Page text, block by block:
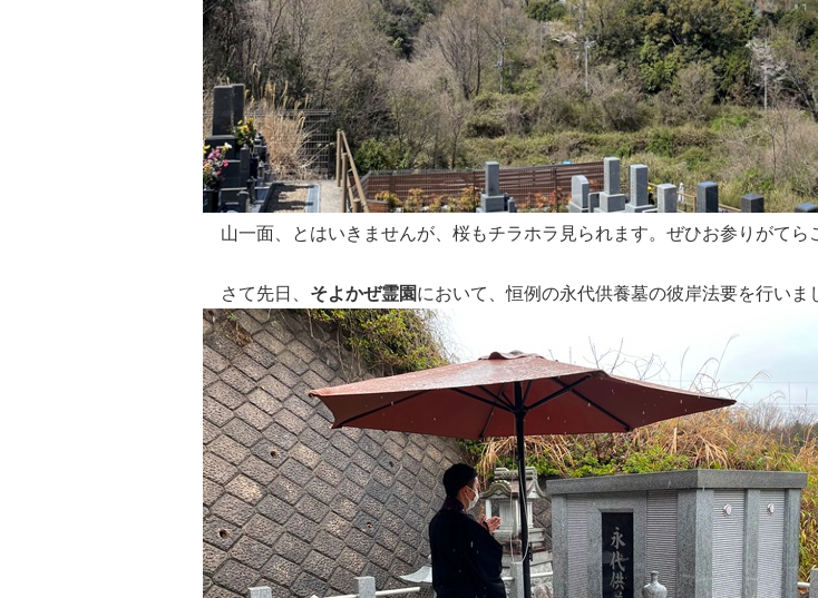
山一面、とはいきませんが、桜もチラホラ見られます。ぜひお参りがてら
さて先日、 そよかぜ霊園において、恒例の永代供養墓の彼岸法要を行いま